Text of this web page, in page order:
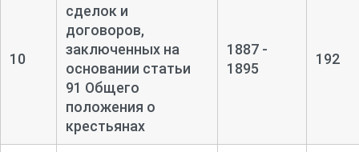
10
сделок и
договоров,
заключенных на
основании статьи
91 Общего
положения о
крестьянах
1887 -
1895
192